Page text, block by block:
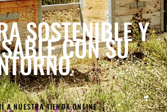
SOSTENIBLEY
CON SU
A NUESTRA TIENDA ONLINE